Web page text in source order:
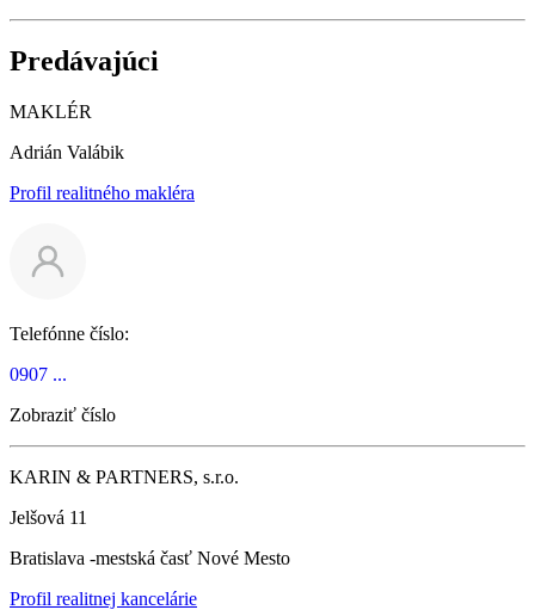
Predávajúci
MAKLÉR
Adrián Valábik
Profil realitného makléra
Telefónne číslo:
0907 ...
Zobraziť číslo
KARIN & PARTNERS, s.r.o.
Jelšová 11
Bratislava -mestská časť Nové Mesto
Profil realitnej kancelárie